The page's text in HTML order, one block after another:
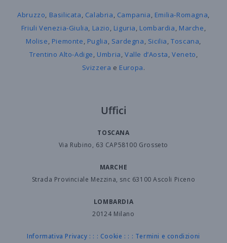
Abruzzo, Basilicata, Calabria, Campania, Emilia-Romagna,
Friuli Venezia-Giulia, Lazio, Liguria, Lombardia, Marche,
Molise, Piemonte, Puglia, Sardegna, Sicilia,Toscana,
Trentino Alto-Adige, Umbria,Valle d’Aosta,Veneto,
Svizzera e Europa.
Uffici
TOSCANA
Via Rubino, 63 CAP58100 Grosseto
MARCHE
Strada Provinciale Mezzina, snc 63100 Ascoli Piceno
LOMBARDIA
20124 Milano
Informativa Privacy : : : Cookie : : : Termini e condizioni